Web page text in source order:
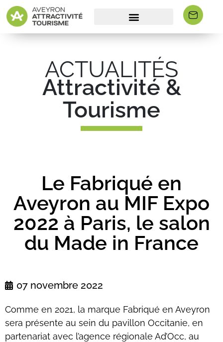
ACTUALITÉS
Attractivité &
Tourisme
Le Fabriqué en
Aveyron au MIF Expo
2022 à Paris, le salon
du Made in France
07 novembre 2022
Comme en 2021, la marque Fabriqué en Aveyron
sera présente au sein du pavillon Occitanie, en
partenariat avec l’agence régionale Ad’Occ, au